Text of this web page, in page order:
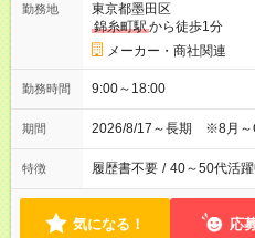
勤務地
東京都墨田区
錦糸町駅から徒歩1分
メーカー・商社関連
勤務時間 9:00～18:00
期間 2026/8/17～長期 ※8月～
特徴 履歴書不要 / 40～50代活
気になる！ 応